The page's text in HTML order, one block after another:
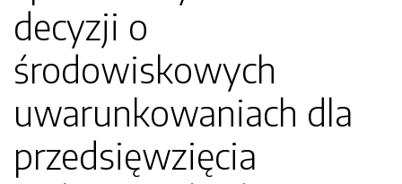
decyzji o
środowiskowych
uwarunkowaniach dla
przedsięwzięcia